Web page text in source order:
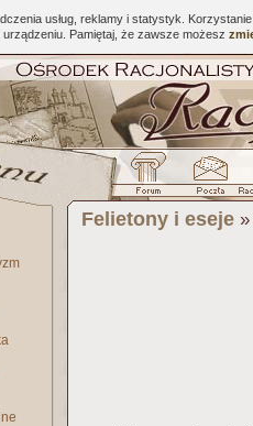
usług, reklamy i statystyk.
urządzeniu. Pamiętaj, że zawsze możesz
Felietony i eseje